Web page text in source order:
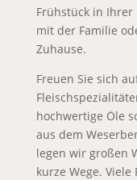
Frühstück in
mit der Familie
Zuhause.
Freuen Sie sich
hochwertige Öle
aus dem
legen wir großen
kurze Wege.